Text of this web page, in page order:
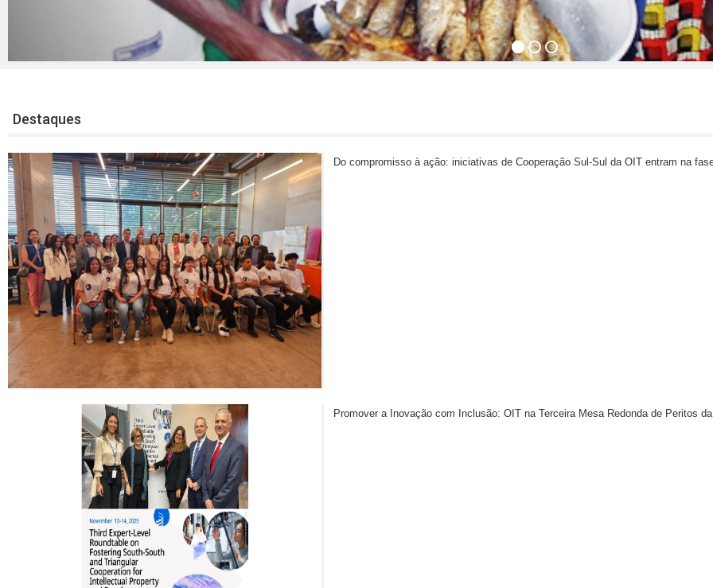
Destaques
Do compromisso à ação: iniciativas de Cooperação Sul-Sul da OIT entram na
Promover a Inovação com Inclusão: OIT na Terceira Mesa Redonda de Peritos